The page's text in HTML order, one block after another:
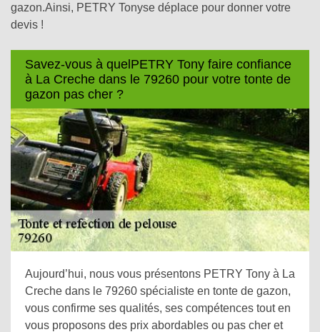
gazon.Ainsi, PETRY Tonyse déplace pour donner votre
devis !
Savez-vous à quelPETRY Tony faire confiance
à La Creche dans le 79260 pour votre tonte de
gazon pas cher ?
Aujourd’hui, nous vous présentons PETRY Tony à La
Creche dans le 79260 spécialiste en tonte de gazon,
vous confirme ses qualités, ses compétences tout en
vous proposons des prix abordables ou pas cher et